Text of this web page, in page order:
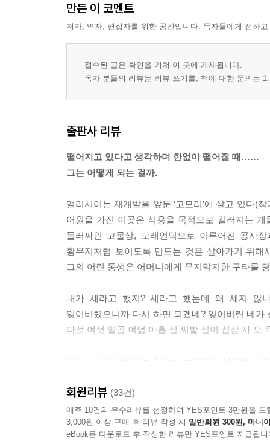
만든 이 코멘트
저자, 역자, 편집자를 위한 공간입니다. 독자들에게 전하
접수된 글은 확인을 거쳐 이 곳에 게재됩니다.
독자 분들의 리뷰는 리뷰 쓰기를, 책에 대한 문의는
출판사 리뷰
떨어지고 있다고 생각하며 한없이 떨어질 때……
그는 어떻게 되는 걸까.
앨리시어는 재개발을 앞둔 ‘고모리’에 살고 있다(
어원을 가진 이곳은 식용을 목적으로 길러지는
둘러싸인 고물상, 모래언덕으로 이루어진 공사
황무지처럼 보이도록 만드는 것은 살아가기 위
그의 어린 동생은 어머니에게 무지막지한 구타를
내가 세라고 했지? 세라고 했는데 왜 세지 않
잊어버렸으니까 다시 하면 되겠네? 잊어버린 네
다섯 여섯 일곱 여덟 아홉 십 씨발 십이 십삼 사 오
앨리시어의 아버지는 이러한 폭력적인 상황에 한
조건이 폭력이라도 되는 것처럼(그런데 이 형제
가해지는 것이 오로지 폭력뿐이라서 우리는 달리
길어진 자신의 팔다리와 그 안을 채우는 강한 힘
회원리뷰 (33건)
매주 10건의 우수리뷰를 선정하여 YES포인트 3만원을 드
3,000원 이상 구매 후 리뷰 작성 시 일반회원 300원, 마니
eBook은 다운로드 후 작성한 리뷰만 YES포인트 지급됩니